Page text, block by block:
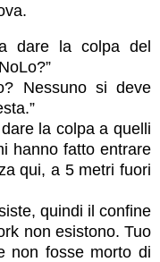
dare la colpa del
Nessuno si deve
la colpa a quelli
hanno fatto entrare
qui, a 5 metri fuori
quindi il confine
non esistono. Tuo
non fosse morto di